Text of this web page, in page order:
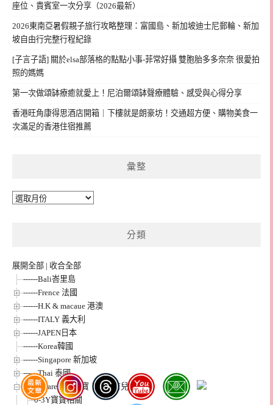
座位、貴賓室一次分享（2026最新）
2026東南亞暑假親子旅行攻略整理：富國島、新加坡迪士尼郵輪、新加
坡自由行完整行程紀錄
[子言子語] 關於elsa部落格的點點小事-菲常好攝 雙胞胎多多奈奈 很愛拍
照的媽媽
第一次做頌缽療癒就愛上！尼泊爾頌缽聲療體驗、感受與心得分享
香港旺角康得思酒店開箱｜下樓就是朗豪坊！交通超方便、購物美食一
次滿足的香港住宿推薦
彙整
彙
分類
展開全部 | 收合全部
------Bali峇里島
------Frence 法國
------H.K & macaue 港澳
------ITALY 義大利
------JAPEN日本
------Korea韓國
------Singapore 新加坡
------Thai 泰國
#babycare媽媽寶寶｜親子育兒專欄
0-3Y寶寶相關